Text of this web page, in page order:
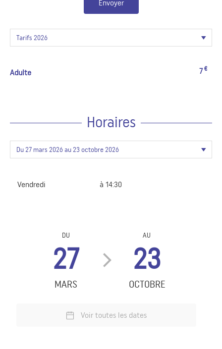
Envoyer
Adulte 7€
Horaires
Vendredi à 14:30
DU
27
MARS
AU
23
OCTOBRE
Voir toutes les dates